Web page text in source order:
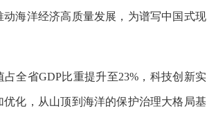
海洋经济高质量发展，为谱写中国式现
全省GDP比重提升至23%，科技创新实
化，从山顶到海洋的保护治理大格局基